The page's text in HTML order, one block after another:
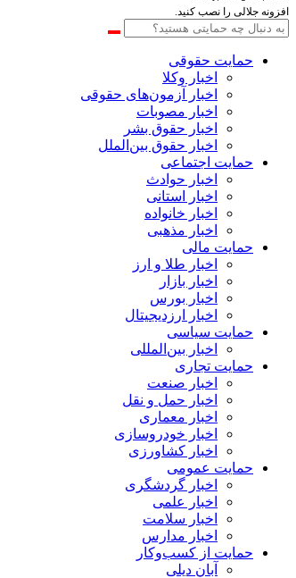
افزونه جلالی را نصب کنید.
حمایت حقوقی
اخبار وکلا
اخبار آزمون‌های حقوقی
اخبار مصوبات
اخبار حقوق بشر
اخبار حقوق بین‌الملل
حمایت اجتماعی
اخبار حوادث
اخبار استانی
اخبار خانواده
اخبار مذهبی
حمایت مالی
اخبار طلا و ارز
اخبار بازار
اخبار بورس
اخبار ارزدیجیتال
حمایت سیاسی
اخبار بین‌المللی
حمایت تجاری
اخبار صنعت
اخبار حمل و نقل
اخبار معماری
اخبار خودروسازی
اخبار کشاورزی
حمایت عمومی
اخبار گردشگری
اخبار علمی
اخبار سلامت
اخبار مدارس
حمایت از کسب‌وکار
آبان دیلی